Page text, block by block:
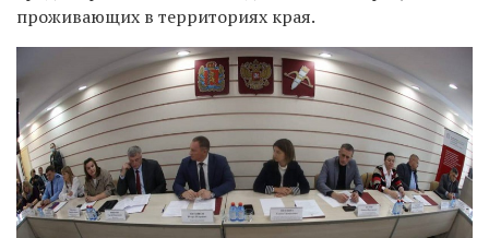
проживающих в территориях края.